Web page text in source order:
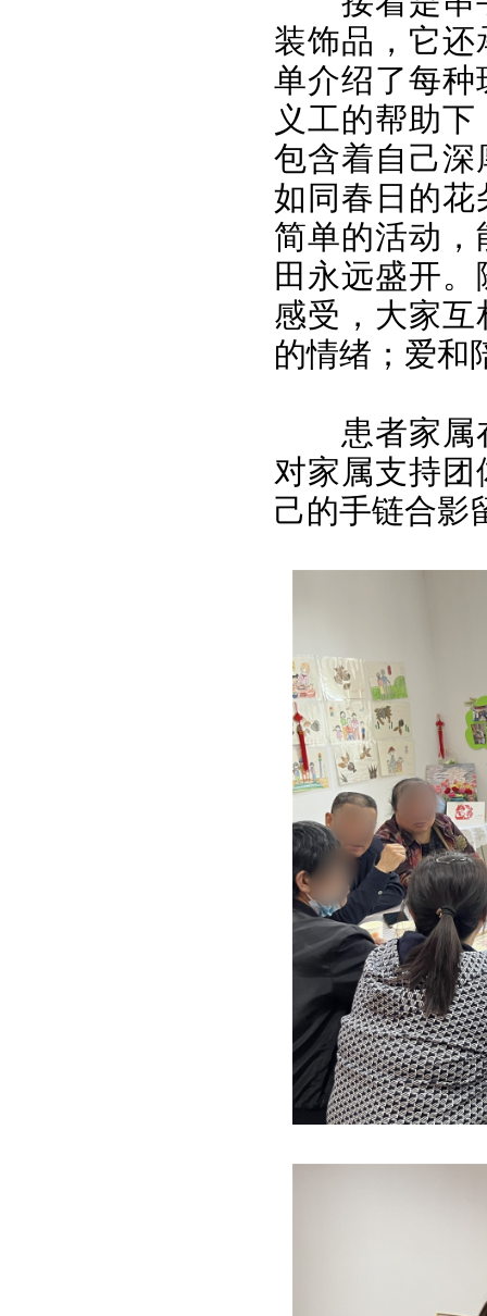
装饰品，它
单介绍了每
义工的帮助
包含着自己
如同春日的
简单的活动
田永远盛开
感受，大家
的情绪；爱和
患者家
对家属支持
己的手链合影